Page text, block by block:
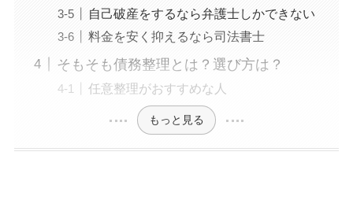
自己破産をするなら弁護士しかできない
料金を安く抑えるなら司法書士
そもそも債務整理とは？選び方は？
任意整理がおすすめな人
もっと見る